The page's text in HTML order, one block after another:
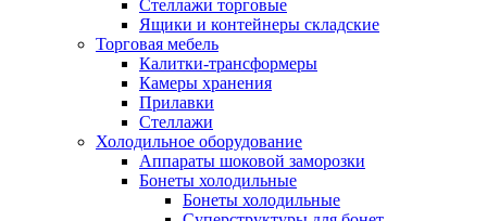
Стеллажи торговые
Ящики и контейнеры складские
Торговая мебель
Калитки-трансформеры
Камеры хранения
Прилавки
Стеллажи
Холодильное оборудование
Аппараты шоковой заморозки
Бонеты холодильные
Бонеты холодильные